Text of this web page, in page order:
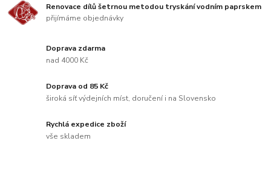
Renovace dílů šetrnou metodou tryskání vodním paprskem
přijímáme objednávky
Doprava zdarma
nad 4000 Kč
Doprava od 85 Kč
široká síť výdejních míst, doručení i na Slovensko
Rychlá expedice zboží
vše skladem